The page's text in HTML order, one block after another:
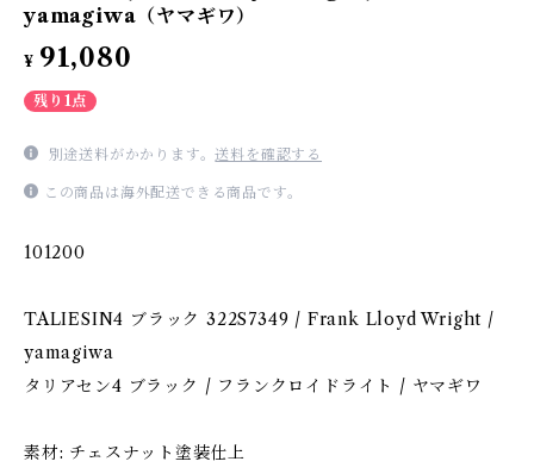
yamagiwa（ヤマギワ）
¥ 91,080
残り1点
別途送料がかかります。送料を確認する
この商品は海外配送できる商品です。
101200
TALIESIN4 ブラック 322S7349 / Frank Lloyd Wright /
yamagiwa
タリアセン4 ブラック / フランクロイドライト / ヤマギワ
素材: チェスナット塗装仕上